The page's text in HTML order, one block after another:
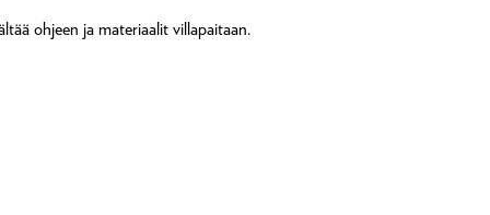
ohjeen ja materiaalit villapaitaan.